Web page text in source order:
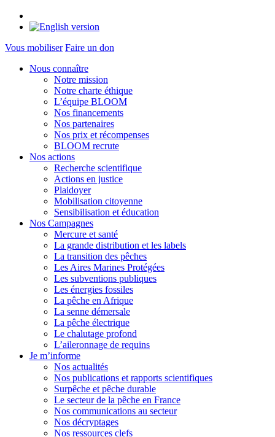
Vous mobiliser Faire un don
Nous connaître
Notre mission
Notre charte éthique
L’équipe BLOOM
Nos financements
Nos partenaires
Nos prix et récompenses
BLOOM recrute
Nos actions
Recherche scientifique
Actions en justice
Plaidoyer
Mobilisation citoyenne
Sensibilisation et éducation
Nos Campagnes
Mercure et santé
La grande distribution et les labels
La transition des pêches
Les Aires Marines Protégées
Les subventions publiques
Les énergies fossiles
La pêche en Afrique
La senne démersale
La pêche électrique
Le chalutage profond
L’aileronnage de requins
Je m’informe
Nos actualités
Nos publications et rapports scientifiques
Surpêche et pêche durable
Le secteur de la pêche en France
Nos communications au secteur
Nos décryptages
Nos ressources clefs